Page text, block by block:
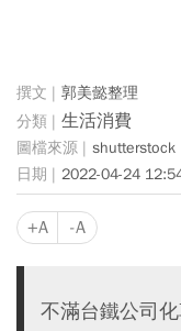
郭美懿整理
生活消費
shutterstock
2022-04-24
+A -A
不滿台鐵公司